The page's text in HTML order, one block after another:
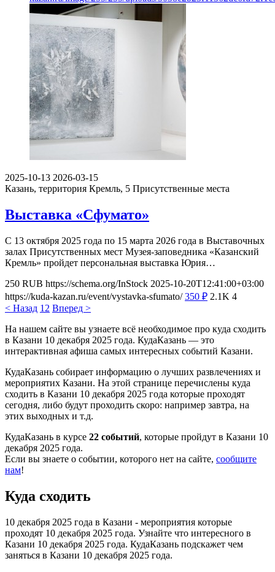
2025-10-13 2026-03-15
Казань, территория Кремль, 5 Присутственные места
Выставка «Сфумато»
С 13 октября 2025 года по 15 марта 2026 года в Выставочных
залах Присутственных мест Музея-заповедника «Казанский
Кремль» пройдет персональная выставка Юрия…
250 RUB https://schema.org/InStock 2025-10-20T12:41:00+03:00
https://kuda-kazan.ru/event/vystavka-sfumato/ 350 ₽ 2.1K 4
< Назад 1 2 Вперед >
На нашем сайте вы узнаете всё необходимое про куда сходить
в Казани 10 декабря 2025 года. КудаКазань — это
интерактивная афиша самых интересных событий Казани.
КудаКазань собирает информацию о лучших развлечениях и
мероприятих Казани. На этой странице перечислены куда
сходить в Казани 10 декабря 2025 года которые проходят
сегодня, либо будут проходить скоро: например завтра, на
этих выходных и т.д.
КудаКазань в курсе 22 событий, которые пройдут в Казани 10
декабря 2025 года.
Если вы знаете о событии, которого нет на сайте, сообщите
нам!
Куда сходить
10 декабря 2025 года в Казани - мероприятия которые
проходят 10 декабря 2025 года. Узнайте что интересного в
Казани 10 декабря 2025 года. КудаКазань подскажет чем
заняться в Казани 10 декабря 2025 года.